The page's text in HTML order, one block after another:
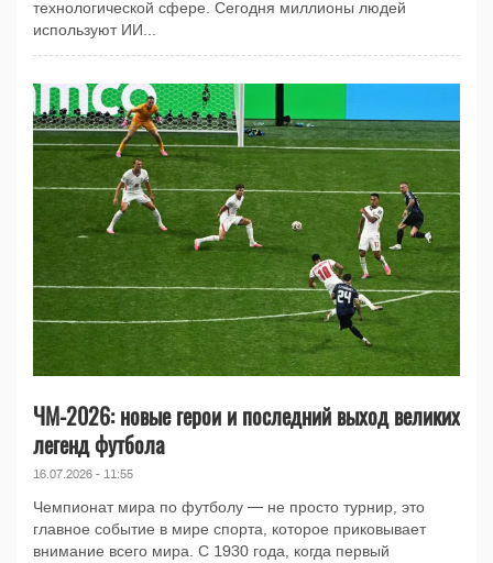
технологической сфере. Сегодня миллионы людей
используют ИИ...
ЧМ-2026: новые герои и последний выход великих
легенд футбола
16.07.2026 - 11:55
Чемпионат мира по футболу — не просто турнир, это
главное событие в мире спорта, которое приковывает
внимание всего мира. С 1930 года, когда первый